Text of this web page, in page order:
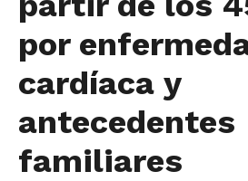
por
cardíaca y
antecedentes
familiares